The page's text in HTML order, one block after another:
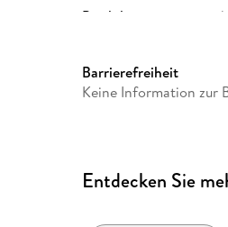
Produktart
Herstelleradresse
Barrierefreiheit
Keine Information zur
Entdecken Sie